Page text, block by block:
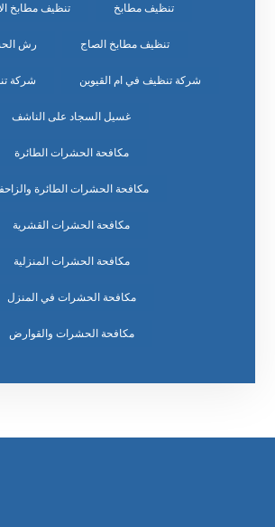
تنظيف مطابخ تنظيف مطابخ
تنظيف مطابخ الصاج رش
شركة تنظيف في ام القيوين شركة
غسيل السجاد على الناشف
مكافحة الحشرات الطائرة
مكافحة الحشرات الطائرة
مكافحة الحشرات القشرية
مكافحة الحشرات المنزلية
مكافحة الحشرات في المنزل
مكافحة الحشرات والقوارض